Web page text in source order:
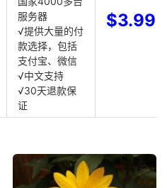
服务器
√提供大量的付
款选择，包括
支付宝、微信
√中文支持
√30天退款保
证
$3.99